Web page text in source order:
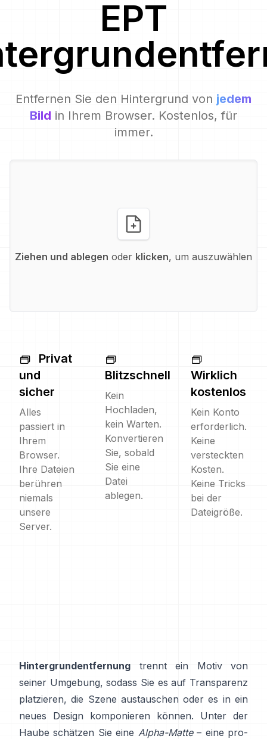
EPT
Entfernen Sie den Hintergrund von jedem
Bild in Ihrem Browser. Kostenlos, für
immer.
Ziehen und ablegen oder klicken, um auszuwählen
Privat
und
sicher
Alles
passiert in
Ihrem
Browser.
Ihre Dateien
berühren
niemals
unsere
Server.
Blitzschnell
Kein
Hochladen,
kein Warten.
Konvertieren
Sie, sobald
Sie eine
Datei
ablegen.
Wirklich
kostenlos
Kein Konto
erforderlich.
Keine
versteckten
Kosten.
Keine Tricks
bei der
Dateigröße.
Hintergrundentfernung trennt ein Motiv von
seiner Umgebung, sodass Sie es auf Transparenz
platzieren, die Szene austauschen oder es in ein
neues Design komponieren können. Unter der
Haube schätzen Sie eine Alpha-Matte– eine pro-